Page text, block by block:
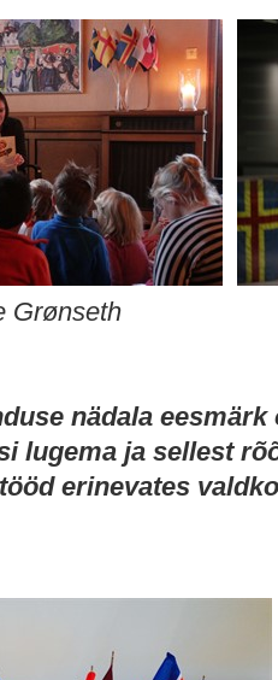
Lønne
nädala
lugema ja sellest
erinevates